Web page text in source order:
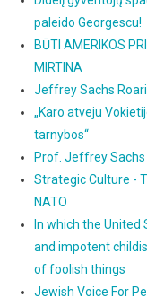
paleido Georgescu!
BŪTI AMERIKOS
MIRTINA
Jeffrey Sachs
„Karo atveju
tarnybos“
Prof. Jeffrey Sachs
Strategic Culture -
NATO
In which the
and impotent
of foolish things
Jewish Voice For